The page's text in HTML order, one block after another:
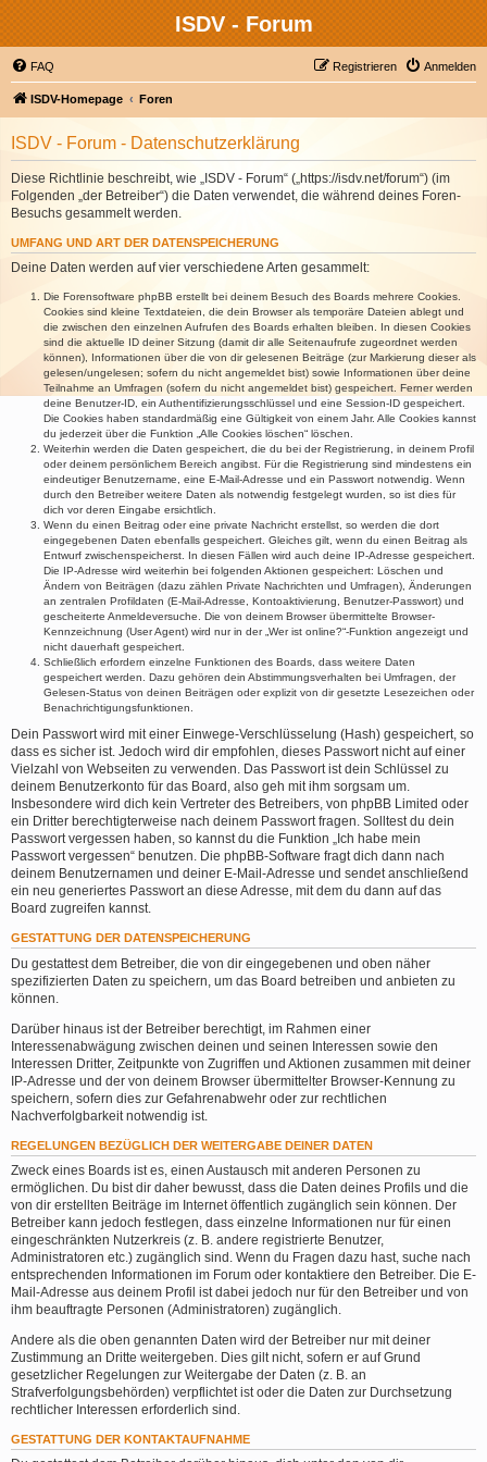
ISDV - Forum
FAQ Anmelden
Registrieren
ISDV-Homepage Foren
ISDV - Forum - Datenschutzerklärung
Diese Richtlinie beschreibt, wie „ISDV - Forum“ („https://isdv.net/forum“) (im
Folgenden „der Betreiber“) die Daten verwendet, die während deines Foren-
Besuchs gesammelt werden.
UMFANG UND ART DER DATENSPEICHERUNG
Deine Daten werden auf vier verschiedene Arten gesammelt:
Die Forensoftware phpBB erstellt bei deinem Besuch des Boards mehrere Cookies.
Cookies sind kleine Textdateien, die dein Browser als temporäre Dateien ablegt und
die zwischen den einzelnen Aufrufen des Boards erhalten bleiben. In diesen Cookies
sind die aktuelle ID deiner Sitzung (damit dir alle Seitenaufrufe zugeordnet werden
können), Informationen über die von dir gelesenen Beiträge (zur Markierung dieser als
gelesen/ungelesen; sofern du nicht angemeldet bist) sowie Informationen über deine
Teilnahme an Umfragen (sofern du nicht angemeldet bist) gespeichert. Ferner werden
deine Benutzer-ID, ein Authentifizierungsschlüssel und eine Session-ID gespeichert.
Die Cookies haben standardmäßig eine Gültigkeit von einem Jahr. Alle Cookies kannst
du jederzeit über die Funktion „Alle Cookies löschen“ löschen.
Weiterhin werden die Daten gespeichert, die du bei der Registrierung, in deinem Profil
oder deinem persönlichem Bereich angibst. Für die Registrierung sind mindestens ein
eindeutiger Benutzername, eine E-Mail-Adresse und ein Passwort notwendig. Wenn
durch den Betreiber weitere Daten als notwendig festgelegt wurden, so ist dies für
dich vor deren Eingabe ersichtlich.
Wenn du einen Beitrag oder eine private Nachricht erstellst, so werden die dort
eingegebenen Daten ebenfalls gespeichert. Gleiches gilt, wenn du einen Beitrag als
Entwurf zwischenspeicherst. In diesen Fällen wird auch deine IP-Adresse gespeichert.
Die IP-Adresse wird weiterhin bei folgenden Aktionen gespeichert: Löschen und
Ändern von Beiträgen (dazu zählen Private Nachrichten und Umfragen), Änderungen
an zentralen Profildaten (E-Mail-Adresse, Kontoaktivierung, Benutzer-Passwort) und
gescheiterte Anmeldeversuche. Die von deinem Browser übermittelte Browser-
Kennzeichnung (User Agent) wird nur in der „Wer ist online?“-Funktion angezeigt und
nicht dauerhaft gespeichert.
Schließlich erfordern einzelne Funktionen des Boards, dass weitere Daten
gespeichert werden. Dazu gehören dein Abstimmungsverhalten bei Umfragen, der
Gelesen-Status von deinen Beiträgen oder explizit von dir gesetzte Lesezeichen oder
Benachrichtigungsfunktionen.
Dein Passwort wird mit einer Einwege-Verschlüsselung (Hash) gespeichert, so
dass es sicher ist. Jedoch wird dir empfohlen, dieses Passwort nicht auf einer
Vielzahl von Webseiten zu verwenden. Das Passwort ist dein Schlüssel zu
deinem Benutzerkonto für das Board, also geh mit ihm sorgsam um.
Insbesondere wird dich kein Vertreter des Betreibers, von phpBB Limited oder
ein Dritter berechtigterweise nach deinem Passwort fragen. Solltest du dein
Passwort vergessen haben, so kannst du die Funktion „Ich habe mein
Passwort vergessen“ benutzen. Die phpBB-Software fragt dich dann nach
deinem Benutzernamen und deiner E-Mail-Adresse und sendet anschließend
ein neu generiertes Passwort an diese Adresse, mit dem du dann auf das
Board zugreifen kannst.
GESTATTUNG DER DATENSPEICHERUNG
Du gestattest dem Betreiber, die von dir eingegebenen und oben näher
spezifizierten Daten zu speichern, um das Board betreiben und anbieten zu
können.
Darüber hinaus ist der Betreiber berechtigt, im Rahmen einer
Interessenabwägung zwischen deinen und seinen Interessen sowie den
Interessen Dritter, Zeitpunkte von Zugriffen und Aktionen zusammen mit deiner
IP-Adresse und der von deinem Browser übermittelter Browser-Kennung zu
speichern, sofern dies zur Gefahrenabwehr oder zur rechtlichen
Nachverfolgbarkeit notwendig ist.
REGELUNGEN BEZÜGLICH DER WEITERGABE DEINER DATEN
Zweck eines Boards ist es, einen Austausch mit anderen Personen zu
ermöglichen. Du bist dir daher bewusst, dass die Daten deines Profils und die
von dir erstellten Beiträge im Internet öffentlich zugänglich sein können. Der
Betreiber kann jedoch festlegen, dass einzelne Informationen nur für einen
eingeschränkten Nutzerkreis (z. B. andere registrierte Benutzer,
Administratoren etc.) zugänglich sind. Wenn du Fragen dazu hast, suche nach
entsprechenden Informationen im Forum oder kontaktiere den Betreiber. Die E-
Mail-Adresse aus deinem Profil ist dabei jedoch nur für den Betreiber und von
ihm beauftragte Personen (Administratoren) zugänglich.
Andere als die oben genannten Daten wird der Betreiber nur mit deiner
Zustimmung an Dritte weitergeben. Dies gilt nicht, sofern er auf Grund
gesetzlicher Regelungen zur Weitergabe der Daten (z. B. an
Strafverfolgungsbehörden) verpflichtet ist oder die Daten zur Durchsetzung
rechtlicher Interessen erforderlich sind.
GESTATTUNG DER KONTAKTAUFNAHME